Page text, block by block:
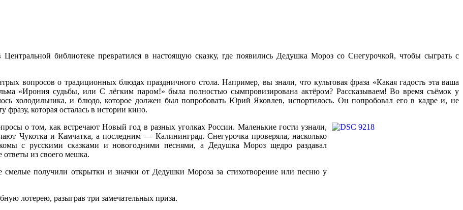
библиотеке превратился в настоящую сказку, где появились Дедушка Мороз со Снегурочкой, чтобы сыграть с
вопросов о традиционных блюдах праздничного стола. Например, вы знали, что культовая фраза «Какая гадость эта ваша
«Ирония судьбы, или С лёгким паром!» была полностью сымпровизирована актёром? Рассказываем! Во время съёмок у
холодильника, и блюдо, которое должен был попробовать Юрий Яковлев, испортилось. Он попробовал его в кадре и, не
фразу, которая осталась в истории кино.
о том, как встречают Новый год в разных уголках России. Маленькие гости узнали,
Чукотка и Камчатка, а последним — Калининград. Снегурочка проверяла, насколько
с русскими сказками и новогодними песнями, а Дедушка Мороз щедро раздавал
ответы из своего мешка.
получили открытки и значки от Дедушки Мороза за стихотворение или песню у
лотерею, разыграв три замечательных приза.